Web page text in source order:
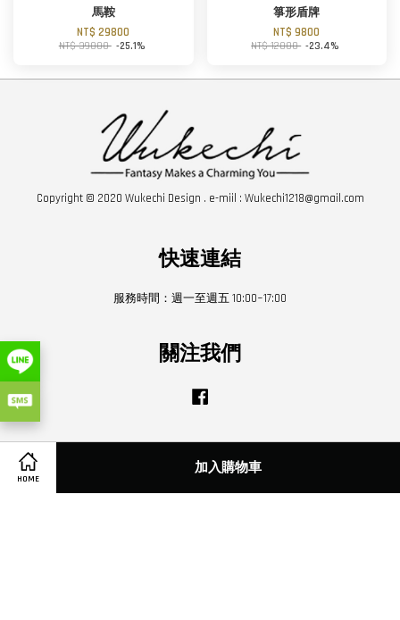
HOME
加入購物車
馬鞍
NT$ 29800
NT$ 39800 -25.1%
箏形盾牌
NT$ 9800
NT$ 12800 -23.4%
Copyright © 2020 Wukechi Design . e-miil : Wukechi1218@gmail.com
快速連結
服務時間：週一至週五 10:00~17:00
關注我們
Visa Master